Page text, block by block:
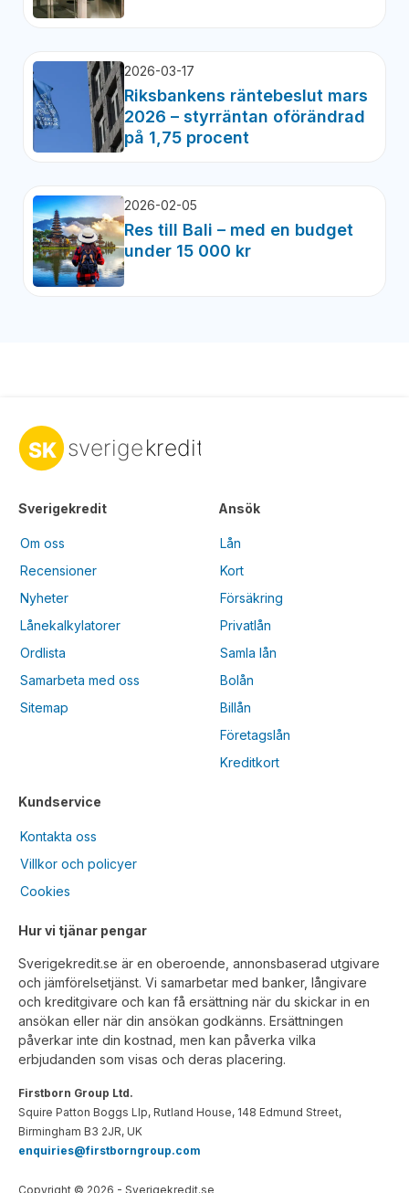
2026-03-17
Riksbankens räntebeslut mars
2026 – styrräntan oförändrad
på 1,75 procent
2026-02-05
Res till Bali – med en budget
under 15 000 kr
Sverigekredit
Om oss
Recensioner
Nyheter
Lånekalkylatorer
Ordlista
Samarbeta med oss
Sitemap
Kundservice
Kontakta oss
Villkor och policyer
Cookies
Ansök
Lån
Kort
Försäkring
Privatlån
Samla lån
Bolån
Billån
Företagslån
Kreditkort
Hur vi tjänar pengar
Sverigekredit.se är en oberoende, annonsbaserad utgivare
och jämförelsetjänst. Vi samarbetar med banker, långivare
och kreditgivare och kan få ersättning när du skickar in en
ansökan eller när din ansökan godkänns. Ersättningen
påverkar inte din kostnad, men kan påverka vilka
erbjudanden som visas och deras placering.
Firstborn Group Ltd.
Squire Patton Boggs Llp, Rutland House, 148 Edmund Street,
Birmingham B3 2JR, UK
enquiries@firstborngroup.com
Copyright © 2026 - Sverigekredit.se